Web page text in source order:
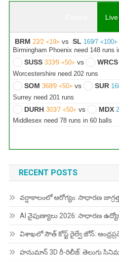
Live
BRM 22∕2 ᚜19᚛vs SL 169∕7 ᚜100᚛
Birmingham Phoenix need 148 runs
SUSS 333∕9 ᚜50᚛vs WRCS
Worcestershire need 202 runs
SOM 368∕9 ᚜50᚛vs SUR
Surrey need 201 runs
DURH 303∕7 ᚜50᚛vs MDX
Middlesex need 78 runs in 60 balls
RECENT POSTS
వర్షాకాలంలో ఆరోగ్యం: సాధారణ
AI నైపుణ్యాలు 2026: సాధారణ
విశాఖలో సౌత్ కోస్ట్ రైల్వే జోన్:
హనుమాన్ 3D రీ-రిలీజ్: తెలుగు